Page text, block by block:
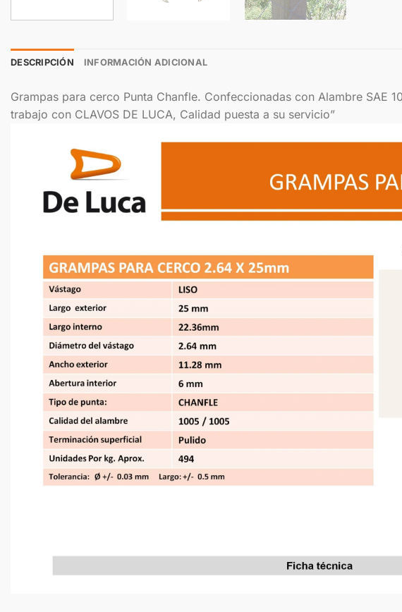
DESCRIPCIÓN INFORMACIÓN ADICIONAL
Grampas para cerco Punta Chanfle. Confeccionadas con Alambre SAE
trabajo con CLAVOS DE LUCA, Calidad puesta a su servicio”